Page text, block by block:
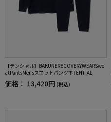
【テンシャル】BAKUNERECOVERYWEARSwe
atPantsMensスエットパンツ下TENTIAL
価格： 13,420円 (税込)